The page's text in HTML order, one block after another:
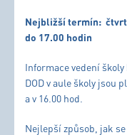
Nejbližší termín:
do 17.00 hodin
Informace vedení
DOD v aule školy jsou
a v 16.00 hod.
Nejlepší způsob, jak